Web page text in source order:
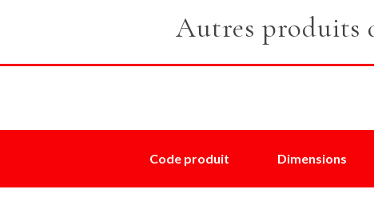
Autres produits
Code produit Dimensions